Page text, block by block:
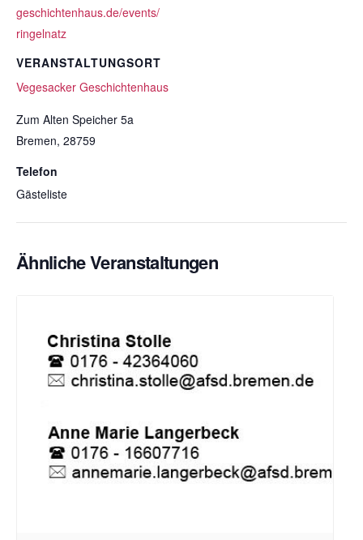
geschichtenhaus.de/events/
ringelnatz
VERANSTALTUNGSORT
Vegesacker Geschichtenhaus
Zum Alten Speicher 5a
Bremen, 28759
Telefon
Gästeliste
Ähnliche Veranstaltungen